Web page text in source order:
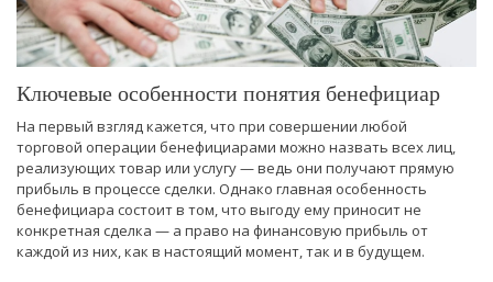
Ключевые особенности понятия бенефициар
На первый взгляд кажется, что при совершении любой
торговой операции бенефициарами можно назвать всех лиц,
реализующих товар или услугу — ведь они получают прямую
прибыль в процессе сделки. Однако главная особенность
бенефициара состоит в том, что выгоду ему приносит не
конкретная сделка — а право на финансовую прибыль от
каждой из них, как в настоящий момент, так и в будущем.